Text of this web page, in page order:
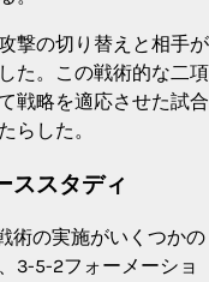
撃の切り替えと相手が
た。この戦術的な二項
戦略を適応させた試合
らした。
ススタディ
術の実施がいくつかの
3-5-2フォーメーショ